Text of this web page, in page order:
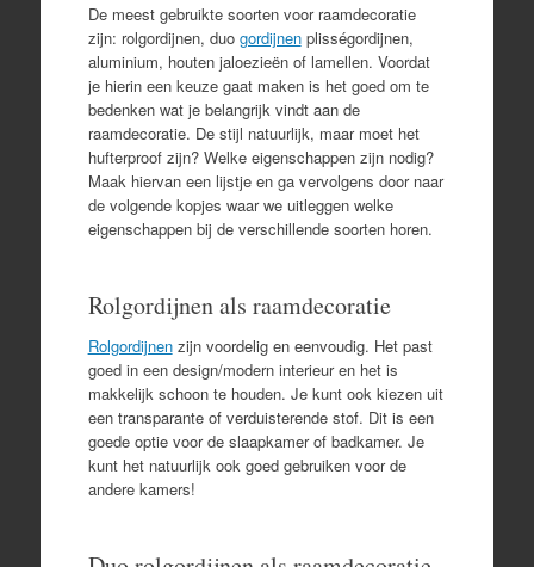
De meest gebruikte soorten voor raamdecoratie
zijn: rolgordijnen, duo gordijnenplisségordijnen,
aluminium, houten jaloezieën of lamellen. Voordat
je hierin een keuze gaat maken is het goed om te
bedenken wat je belangrijk vindt aan de
raamdecoratie. De stijl natuurlijk, maar moet het
hufterproof zijn? Welke eigenschappen zijn nodig?
Maak hiervan een lijstje en ga vervolgens door naar
de volgende kopjes waar we uitleggen welke
eigenschappen bij de verschillende soorten horen.
Rolgordijnen als raamdecoratie
Rolgordijnenzijn voordelig en eenvoudig. Het past
goed in een design/modern interieur en het is
makkelijk schoon te houden. Je kunt ook kiezen uit
een transparante of verduisterende stof. Dit is een
goede optie voor de slaapkamer of badkamer. Je
kunt het natuurlijk ook goed gebruiken voor de
andere kamers!